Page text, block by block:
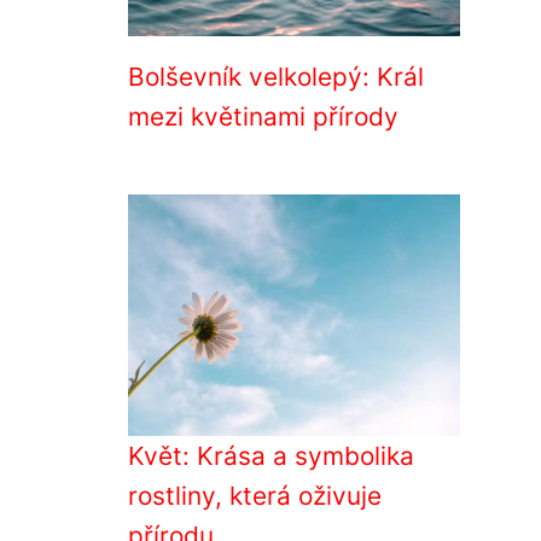
Bolševník velkolepý: Král
mezi květinami přírody
Květ: Krása a symbolika
rostliny, která oživuje